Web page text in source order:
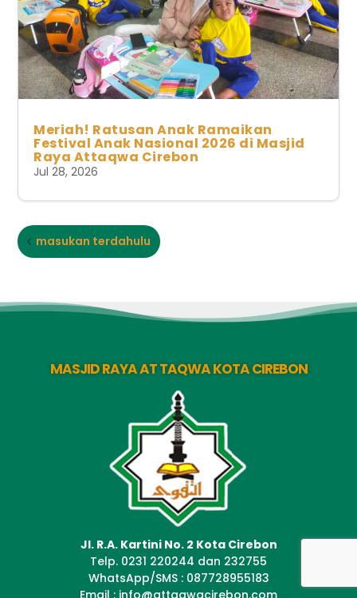
Meriah! Ratusan Anak Ramaikan
Festival Anak Nasional 2026 di Masjid
Raya Attaqwa Cirebon
Jul 28, 2026
masukan terdahulu
MASJID RAYA AT TAQWA KOTA CIREBON
Jl. R.A. Kartini No. 2 Kota Cirebon
Telp. 0231 220244 dan 232755
WhatsApp/SMS : 087728955183
Email : info@attaqwacirebon.com